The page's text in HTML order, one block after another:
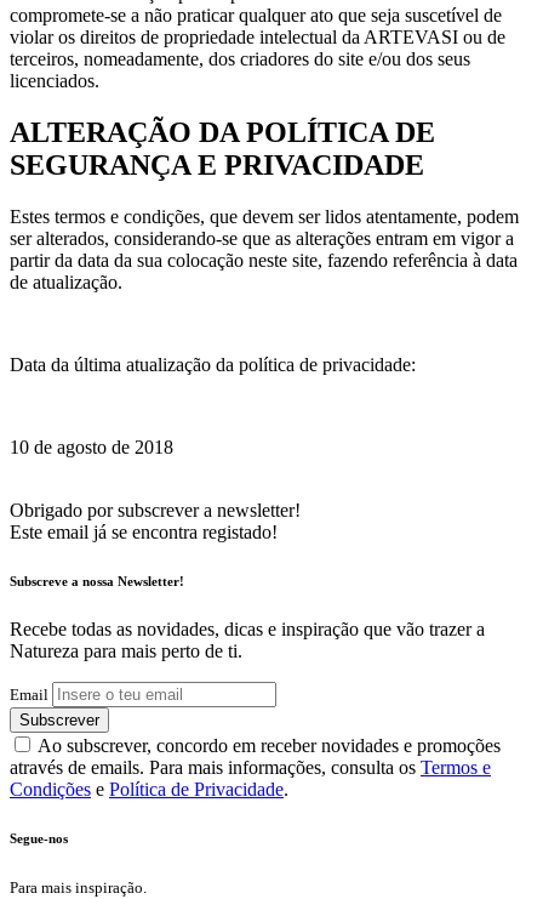
compromete-se a não praticar qualquer ato que seja suscetível de
violar os direitos de propriedade intelectual da ARTEVASI ou de
terceiros, nomeadamente, dos criadores do site e/ou dos seus
licenciados.
ALTERAÇÃO DA POLÍTICA DE
SEGURANÇA E PRIVACIDADE
Estes termos e condições, que devem ser lidos atentamente, podem
ser alterados, considerando-se que as alterações entram em vigor a
partir da data da sua colocação neste site, fazendo referência à data
de atualização.
Data da última atualização da política de privacidade:
10 de agosto de 2018
Obrigado por subscrever a newsletter!
Este email já se encontra registado!
Subscreve a nossa Newsletter!
Recebe todas as novidades, dicas e inspiração que vão trazer a
Natureza para mais perto de ti.
Email
Subscrever
Ao subscrever, concordo em receber novidades e promoções
através de emails. Para mais informações, consulta os Termos e
Condições e Política de Privacidade.
Segue-nos
Para mais inspiração.